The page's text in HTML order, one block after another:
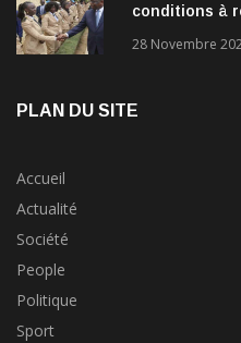
conditions à
28 Novembre
PLAN DU SITE
Accueil
Actualité
Société
People
Politique
Sport